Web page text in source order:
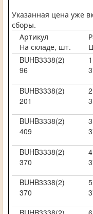
Указанная цена уже
сборы.
Артикул
На складе, шт.
BUHB3338(2)
96
BUHB3338(2)
201
BUHB3338(2)
409
BUHB3338(2)
370
BUHB3338(2)
370